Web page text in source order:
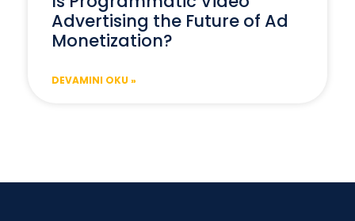
Advertising the Future of Ad
Monetization?
DEVAMINI OKU »